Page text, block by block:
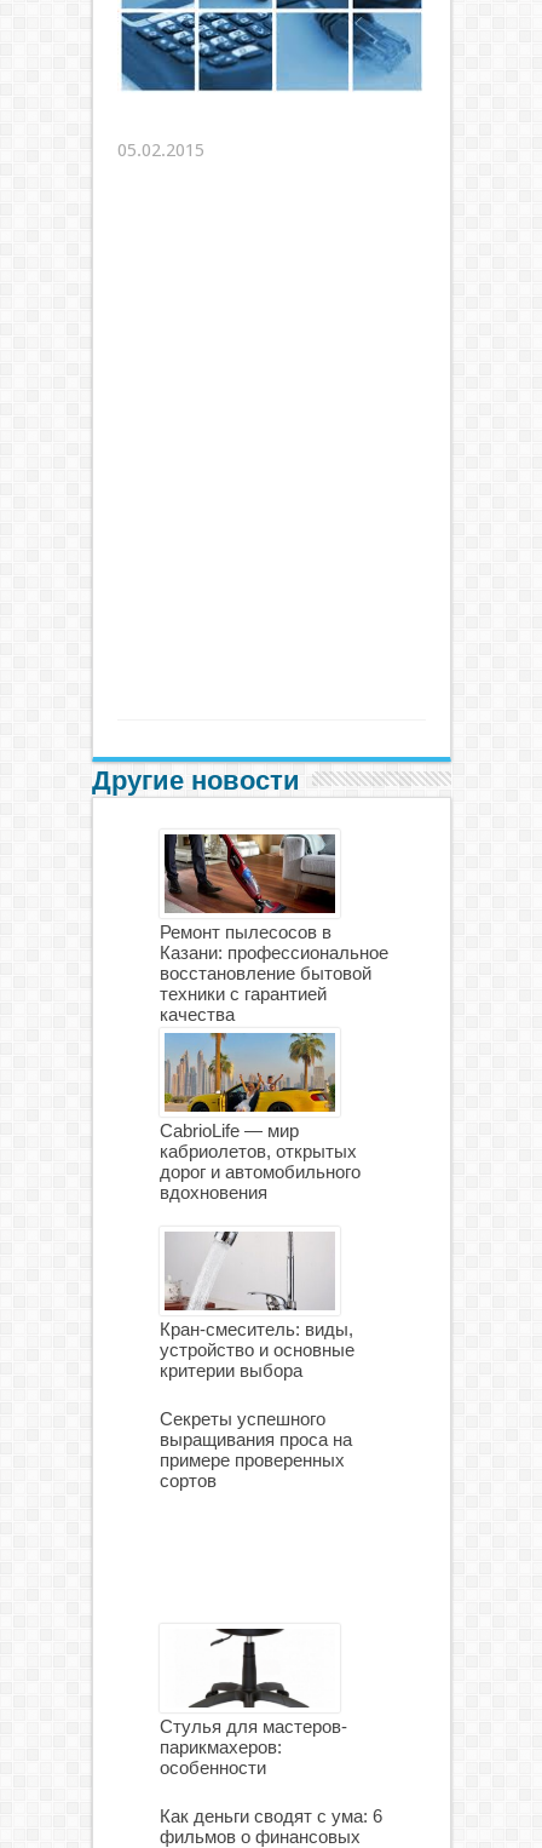
05.02.2015
Другие новости
Ремонт пылесосов в
Казани: профессиональное
восстановление бытовой
техники с гарантией
качества
CabrioLife — мир
кабриолетов, открытых
дорог и автомобильного
вдохновения
Кран-смеситель: виды,
устройство и основные
критерии выбора
Секреты успешного
выращивания проса на
примере проверенных
сортов
Стулья для мастеров-
парикмахеров:
особенности
Как деньги сводят с ума: 6
фильмов о финансовых